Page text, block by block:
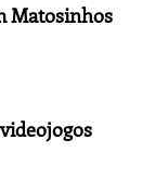
Matosinhos